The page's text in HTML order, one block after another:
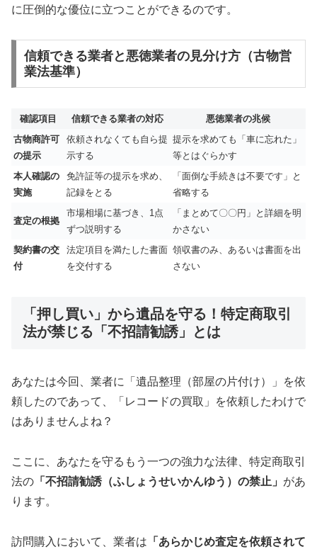
に圧倒的な優位に立つことができるのです。
信頼できる業者と悪徳業者の見分け方（古物営
業法基準）
確認項目 信頼できる業者の対応
悪徳業者の兆候
古物商許可
の提示
依頼されなくても自ら提
示する
提示を求めても「車に忘れた」
等とはぐらかす
本人確認の
実施
免許証等の提示を求め、
記録をとる
「面倒な手続きは不要です」と
省略する
査定の根拠
市場相場に基づき、1点
ずつ説明する
「まとめて〇〇円」と詳細を明
かさない
契約書の交
付
法定項目を満たした書面
を交付する
領収書のみ、あるいは書面を出
さない
「押し買い」から遺品を守る！特定商取引
法が禁じる「不招請勧誘」とは
あなたは今回、業者に「遺品整理（部屋の片付け）」を依
頼したのであって、「レコードの買取」を依頼したわけで
はありませんよね？
ここに、あなたを守るもう一つの強力な法律、特定商取引
法の 「不招請勧誘（ふしょうせいかんゆう）の禁止」 があ
ります。
訪問購入において、業者は 「あらかじめ査定を依頼されて